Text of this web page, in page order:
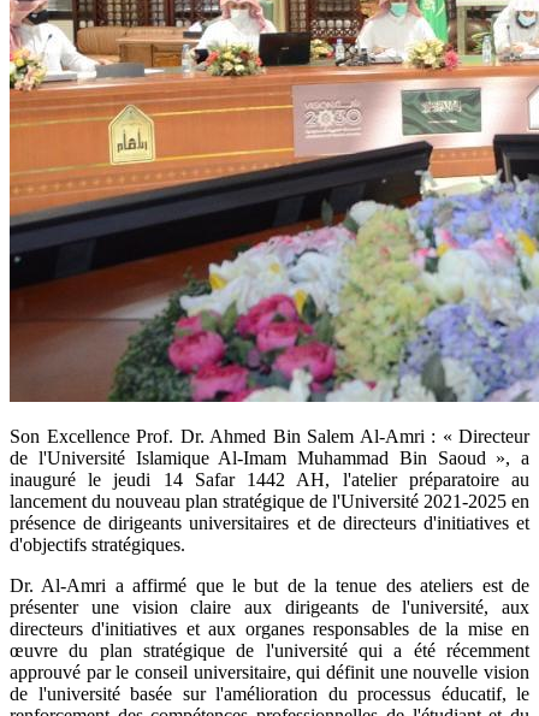
Son Excellence Prof. Dr. Ahmed Bin Salem Al-Amri : « Directeur
de l'Université Islamique Al-Imam Muhammad Bin Saoud », a
inauguré le jeudi 14 Safar 1442 AH, l'atelier préparatoire au
lancement du nouveau plan stratégique de l'Université 2021-2025 en
présence de dirigeants universitaires et de directeurs d'initiatives et
d'objectifs stratégiques.
Dr. Al-Amri a affirmé que le but de la tenue des ateliers est de
présenter une vision claire aux dirigeants de l'université, aux
directeurs d'initiatives et aux organes responsables de la mise en
œuvre du plan stratégique de l'université qui a été récemment
approuvé par le conseil universitaire, qui définit une nouvelle vision
de l'université basée sur l'amélioration du processus éducatif, le